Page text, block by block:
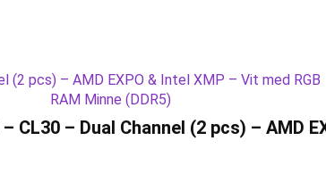
RAM Minne (DDR5)
CL30 – Dual Channel (2 pcs) – AMD